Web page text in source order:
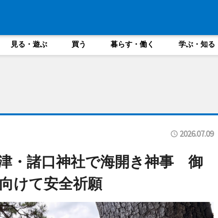
見る・遊ぶ 買う 暮らす・働く 学ぶ・知る
2026.07.09
諸口神社で海開き神事 御
けて安全祈願